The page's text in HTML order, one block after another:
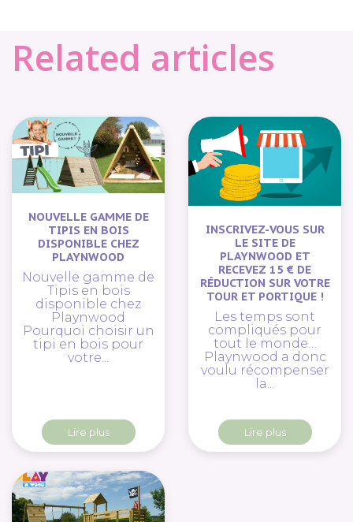
Related articles
NOUVELLE GAMME DE
TIPIS EN BOIS
DISPONIBLE CHEZ
PLAYNWOOD
Nouvelle gamme de
Tipis en bois
disponible chez
Playnwood
Pourquoi choisir un
tipi en bois pour
votre...
Lire plus
INSCRIVEZ-VOUS SUR
LE SITE DE
PLAYNWOOD ET
RECEVEZ 15 € DE
RÉDUCTION SUR VOTRE
TOUR ET PORTIQUE !
Les temps sont
compliqués pour
tout le monde…
Playnwood a donc
voulu récompenser
la...
Lire plus